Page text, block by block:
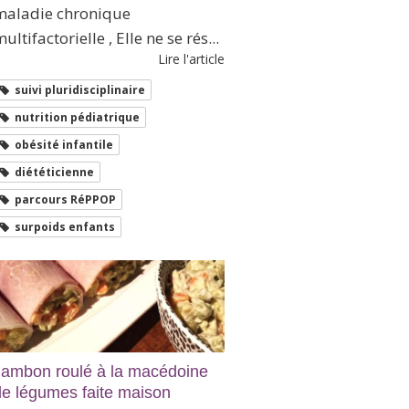
chronique
, Elle ne se rés...
Lire l'article
suivi pluridisciplinaire
nutrition pédiatrique
obésité infantile
diététicienne
parcours RéPPOP
surpoids enfants
roulé à la macédoine
légumes faite maison